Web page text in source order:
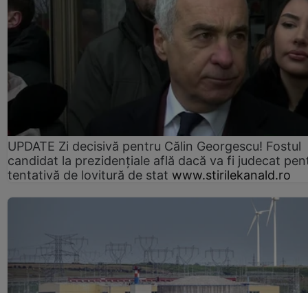
UPDATE Zi decisivă pentru Călin Georgescu! Fostul
candidat la prezidențiale află dacă va fi judecat
tentativă de lovitură de stat www.stirilekanald.ro